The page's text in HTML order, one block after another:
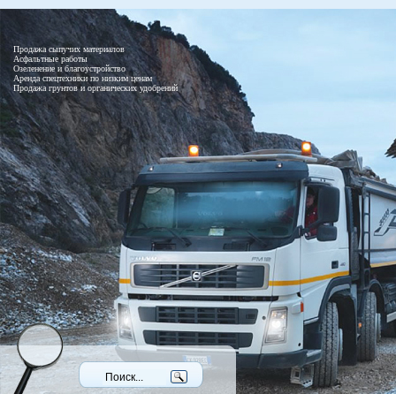
Продажа сыпучих материалов
Асфальтные работы
Озеленение и благоустройство
Аренда спецтехники по низким ценам
Продажа грунтов и органических удобрений